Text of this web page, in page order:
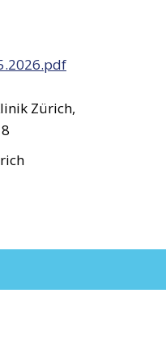
Zürich,